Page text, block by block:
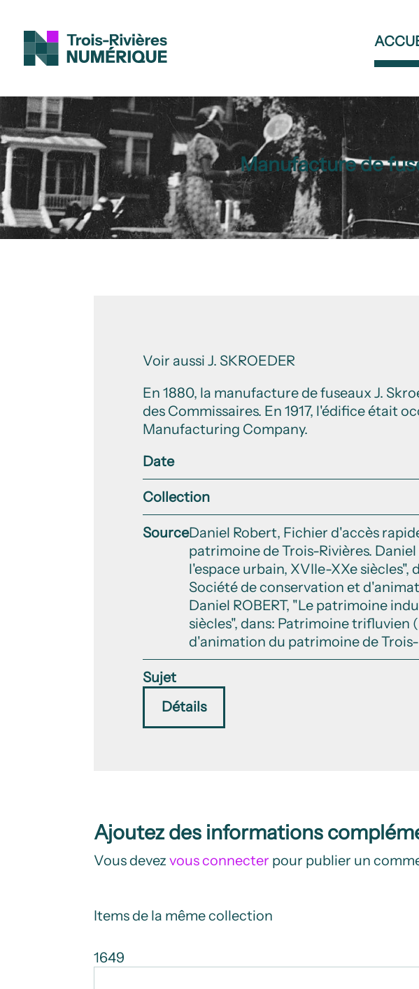
Manufacture de
Voir aussi J. SKROEDER
En 1880, la manufacture de fuseaux J.
des Commissaires. En 1917, l'édifice était
Manufacturing Company.
Date
Collection
SourceDaniel Robert, Fichier d'accès
patrimoine de Trois-Rivières. Daniel
l'espace urbain, XVIIe-XXe
Société de conservation et
Daniel ROBERT, "Le patrimoine
siècles", dans: Patrimoine
d'animation du patrimoine de Trois-
Sujet
Détails
Ajoutez des informations
Vous devezvous connecter pour publier un
Items de la même collection
1649